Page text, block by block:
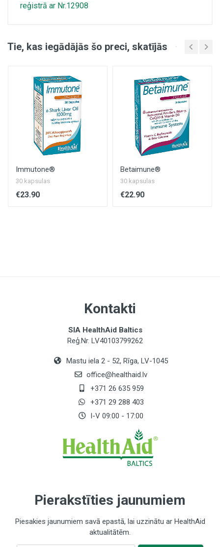
reģistrā ar Nr.12908
C vitamīns
200 mg / 200%
Vitamīns B6
3 mg / 214%
Folskābe (folāti)
400 µg / 200%
Vitamīns B12
5 µg / 200%
* - NRV ES vēl nav noteikta
Tie, kas iegādājās šo preci, skatījās
Immutone®
30 kapsulas
€23.90
Betaimune®
30 kapsulas
€22.90
Kontakti
SIA HealthAid Baltics
Reģ.Nr. LV40103799262
Mastu iela 2 - 52, Rīga, LV-1045
office@healthaid.lv
+371 26 635 959
+371 29 288 403
I-V 09:00 - 17:00
Pierakstīties jaunumiem
Piesakies jaunumiem savā epastā, lai uzzinātu ar HealthAid
aktualitātēm.